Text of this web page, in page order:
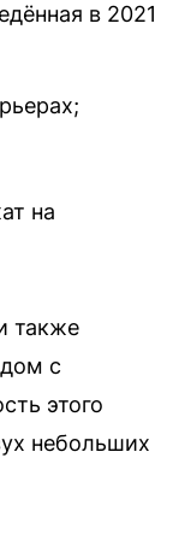
в 2021
на
также
с
этого
небольших